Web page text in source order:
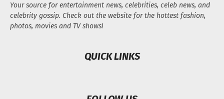
Your source for entertainment news, celebrities, celeb news, and
celebrity gossip. Check out the website for the hottest fashion,
photos, movies and TV shows!
QUICK LINKS